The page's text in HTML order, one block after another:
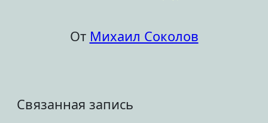
От Михаил Соколов
Связанная запись